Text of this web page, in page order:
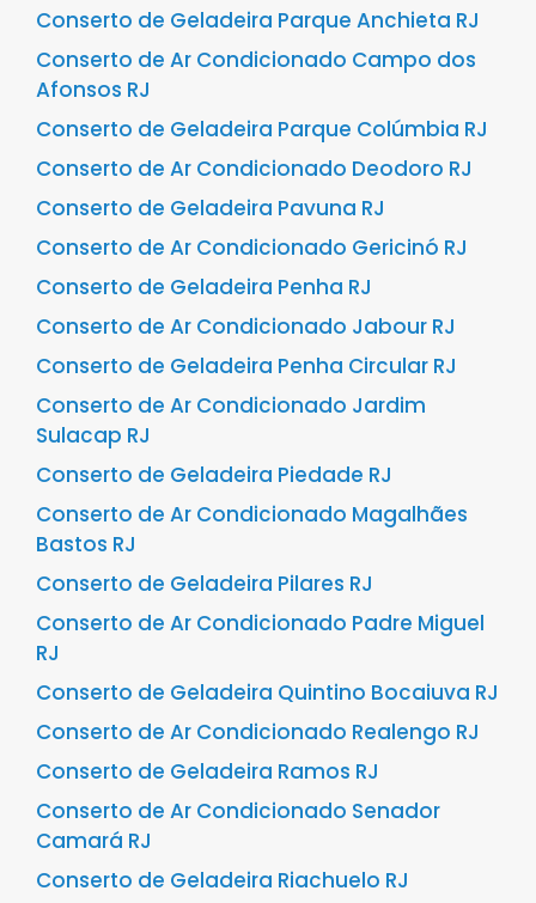
Conserto de Geladeira Parque Anchieta RJ
Conserto de Ar Condicionado Campo dos
Afonsos RJ
Conserto de Geladeira Parque Colúmbia RJ
Conserto de Ar Condicionado Deodoro RJ
Conserto de Geladeira Pavuna RJ
Conserto de Ar Condicionado Gericinó RJ
Conserto de Geladeira Penha RJ
Conserto de Ar Condicionado Jabour RJ
Conserto de Geladeira Penha Circular RJ
Conserto de Ar Condicionado Jardim
Sulacap RJ
Conserto de Geladeira Piedade RJ
Conserto de Ar Condicionado Magalhães
Bastos RJ
Conserto de Geladeira Pilares RJ
Conserto de Ar Condicionado Padre Miguel
RJ
Conserto de Geladeira Quintino Bocaiuva RJ
Conserto de Ar Condicionado Realengo RJ
Conserto de Geladeira Ramos RJ
Conserto de Ar Condicionado Senador
Camará RJ
Conserto de Geladeira Riachuelo RJ